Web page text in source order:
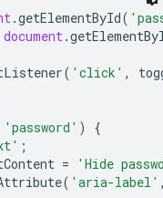
.getElementById(
document .
( 'click' ,
'password' )
{
;
=
'Hide
( 'aria-label'